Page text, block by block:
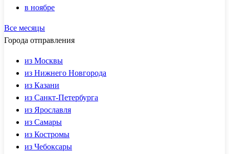
в ноябре
Все месяцы
Города отправления
из Москвы
из Нижнего Новгорода
из Казани
из Санкт-Петербурга
из Ярославля
из Самары
из Костромы
из Чебоксары